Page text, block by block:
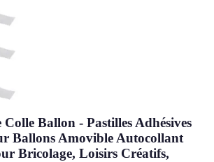
Colle Ballon - Pastilles Adhésives
Ballons Amovible Autocollant
Bricolage, Loisirs Créatifs,